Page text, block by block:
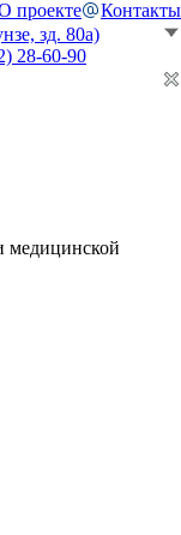
проекте
Контакты
зд. 80а)
28-60-90
медицинской